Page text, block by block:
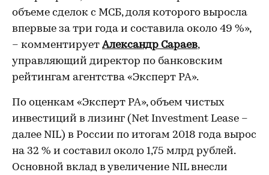
объеме сделок с МСБ, доля которого выросла
впервые за три года и составила около 49 %»,
– комментирует Александр Сараев,
управляющий директор по банковским
рейтингам агентства «Эксперт РА».
По оценкам «Эксперт РА», объем чистых
инвестиций в лизинг (Net Investment Lease –
далее NIL) в России по итогам 2018 года вырос
на 32 % и составил около 1,75 млрд рублей.
Основной вклад в увеличение NIL внесли